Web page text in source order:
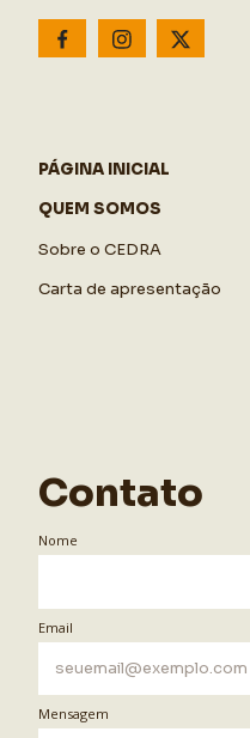
PÁGINA INICIAL
QUEM SOMOS
Sobre o CEDRA
Carta de apresentação
Contato
Nome
Email
Mensagem